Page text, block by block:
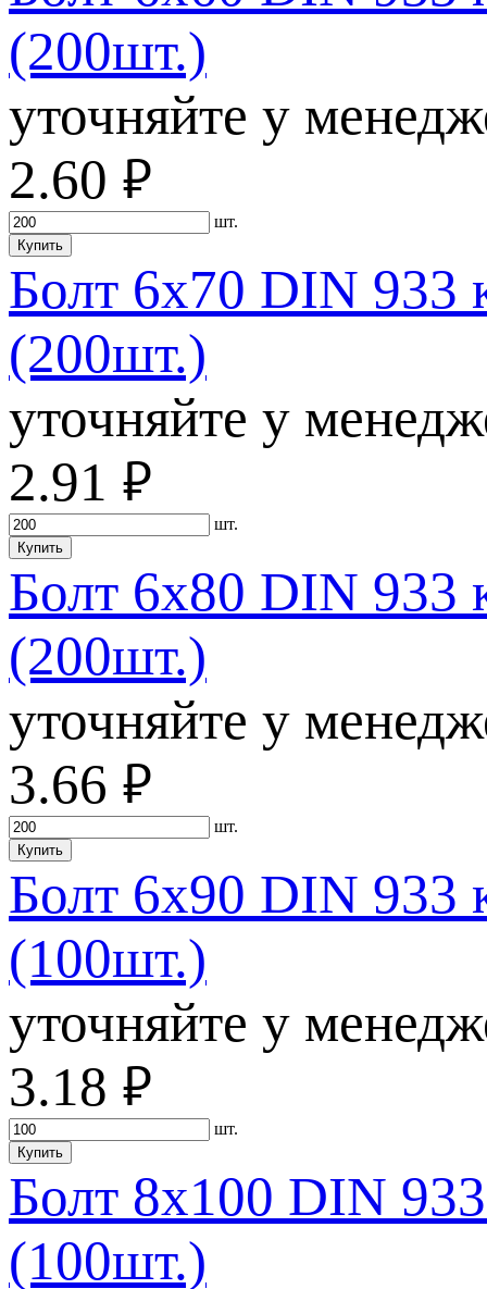
(200шт.)
уточняйте у
2.60 руб.
шт.
Купить
Болт 6х70 DIN 933
(200шт.)
уточняйте у
2.91 руб.
шт.
Купить
Болт 6х80 DIN 933
(200шт.)
уточняйте у
3.66 руб.
шт.
Купить
Болт 6х90 DIN 933
(100шт.)
уточняйте у
3.18 руб.
шт.
Купить
Болт 8х100 DIN
(100шт.)